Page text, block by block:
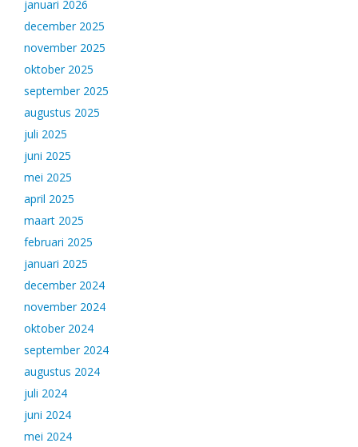
januari 2026
december 2025
november 2025
oktober 2025
september 2025
augustus 2025
juli 2025
juni 2025
mei 2025
april 2025
maart 2025
februari 2025
januari 2025
december 2024
november 2024
oktober 2024
september 2024
augustus 2024
juli 2024
juni 2024
mei 2024